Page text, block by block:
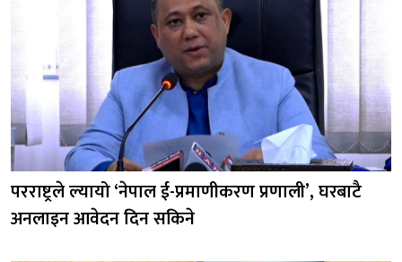
परराष्ट्रले ल्यायो ‘नेपाल ई-प्रमाणीकरण प्रणाली’, घरबाटै
अनलाइन आवेदन दिन सकिने